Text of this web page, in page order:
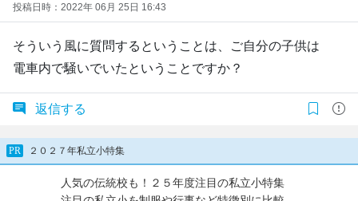
投稿日時：2022年 06月 25日 16:43
そういう風に質問するということは、ご自分の子供は
電車内で騒いでいたということですか？
返信する